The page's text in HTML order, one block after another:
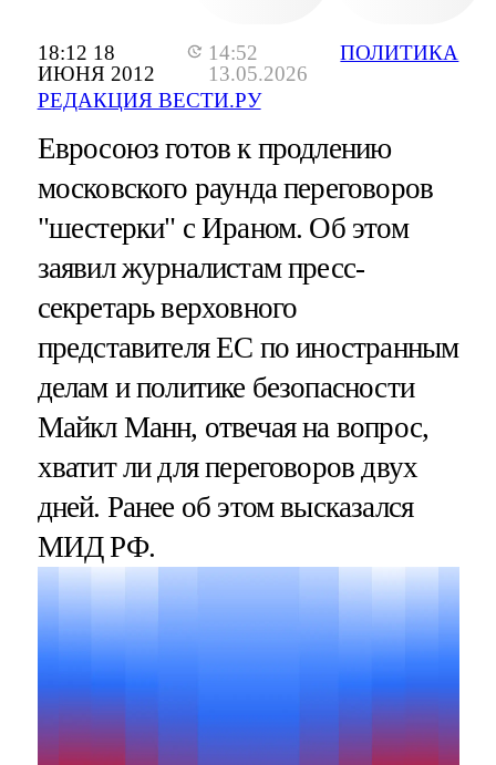
18:12 18
ИЮНЯ 2012
14:52
13.05.2026
РЕДАКЦИЯ ВЕСТИ.РУ
ПОЛИТИКА
Евросоюз готов к продлению
московского раунда переговоров
"шестерки" с Ираном. Об этом
заявил журналистам пресс-
секретарь верховного
представителя ЕС по иностранным
делам и политике безопасности
Майкл Манн, отвечая на вопрос,
хватит ли для переговоров двух
дней. Ранее об этом высказался
МИД РФ.